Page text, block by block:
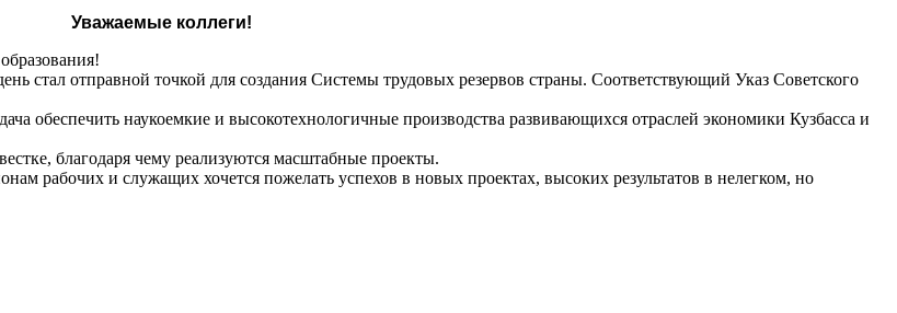
Уважаемые коллеги!
стал отправной точкой для создания Системы трудовых резервов страны. Соответствующий Указ Советского
обеспечить наукоемкие и высокотехнологичные производства развивающихся отраслей экономики Кузбасса и
благодаря чему реализуются масштабные проекты.
рабочих и служащих хочется пожелать успехов в новых проектах, высоких результатов в нелегком, но